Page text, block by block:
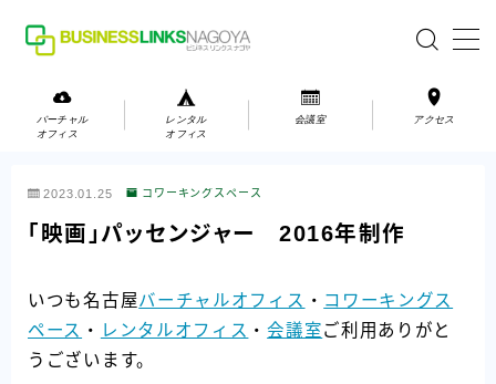
お問い合わせ
バーチャル
オフィス
レンタル
オフィス
会議室 アクセス
2023.01.25 コワーキングスペース
「映画」パッセンジャー 2016年制作
いつも名古屋バーチャルオフィス ・ コワーキングス
ペース ・ レンタルオフィス ・会議室ご利用ありがと
うございます。